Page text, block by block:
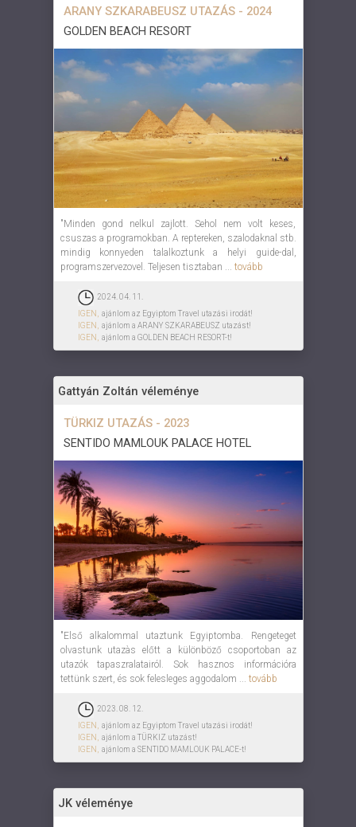
ARANY SZKARABEUSZ UTAZÁS - 2024
GOLDEN BEACH RESORT
"Minden gond nelkul zajlott. Sehol nem volt keses,
csuszas a programokban. A reptereken, szalodaknal stb.
mindig konnyeden talalkoztunk a helyi guide-dal,
programszervezovel. Teljesen tisztaban ... tovább
2024. 04. 11.
IGEN,
ajánlom az Egyiptom Travel utazási irodát!
IGEN,
ajánlom a ARANY SZKARABEUSZ utazást!
IGEN,
ajánlom a GOLDEN BEACH RESORT-t!
Gattyán Zoltán véleménye
TÜRKIZ UTAZÁS - 2023
SENTIDO MAMLOUK PALACE HOTEL
"Első alkalommal utaztunk Egyiptomba. Rengeteget
olvastunk utazàs előtt a különböző csoportoban az
utazók tapaszralatairól. Sok hasznos információra
tettünk szert, és sok felesleges aggodalom ... tovább
2023. 08. 12.
IGEN,
ajánlom az Egyiptom Travel utazási irodát!
IGEN,
ajánlom a TÜRKIZ utazást!
IGEN,
ajánlom a SENTIDO MAMLOUK PALACE-t!
JK véleménye